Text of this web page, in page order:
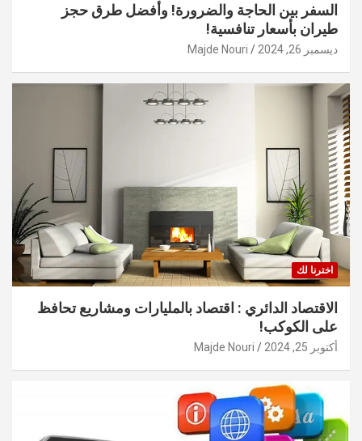
السفر بين الحاجة والضرورة! وأفضل طرق حجز
طيران بأسعار تنافسية!
ديسمبر 26, 2024 Majde Nouri
اخترنا لك
الاقتصاد الدائري : اقتصاد بالمليارات ومشاريع تحافظ
على الكوكب!
أكتوبر 25, 2024 Majde Nouri